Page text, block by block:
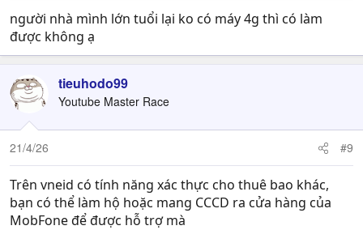
người nhà mình lớn tuổi lại ko có máy 4g thì có làm
được không ạ
tieuhodo99
Youtube Master Race
21/4/26 #9
Trên vneid có tính năng xác thực cho thuê bao khác,
bạn có thể làm hộ hoặc mang CCCD ra cửa hàng của
MobFone để được hỗ trợ mà